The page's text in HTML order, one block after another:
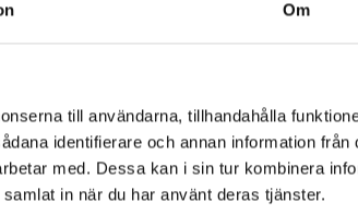
Om
till användarna, tillhandahålla
identifierare och annan information från
med. Dessa kan i sin tur kombinera
in när du har använt deras tjänster.